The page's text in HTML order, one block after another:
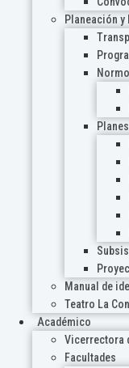
Planeación
Manual de
Teatro La
Académico
Vicerrectora
Facultades